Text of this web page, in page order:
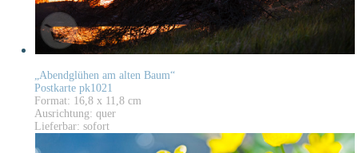
„Abendglühen am alten Baum“
Postkarte pk1021
Format: 16,8 x 11,8 cm
Ausrichtung: quer
Lieferbar: sofort